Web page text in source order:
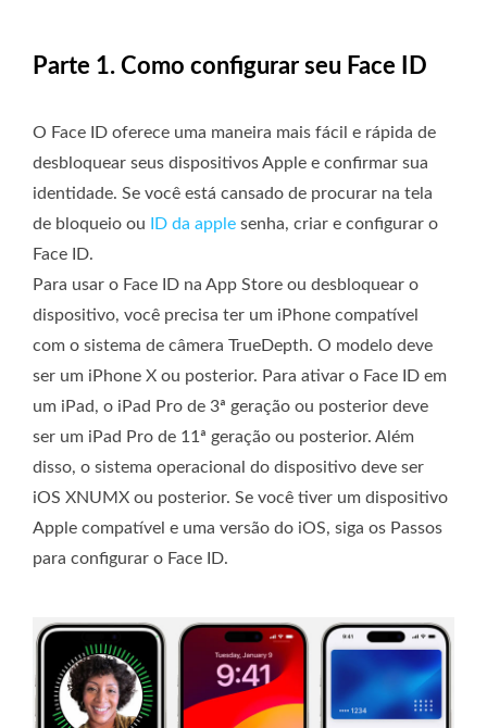
Parte 1. Como configurar seu Face ID
O Face ID oferece uma maneira mais fácil e rápida de
desbloquear seus dispositivos Apple e confirmar sua
identidade. Se você está cansado de procurar na tela
de bloqueio ou
ID da apple senha, criar e configurar o
Face ID.
Para usar o Face ID na App Store ou desbloquear o
dispositivo, você precisa ter um iPhone compatível
com o sistema de câmera TrueDepth. O modelo deve
ser um iPhone X ou posterior. Para ativar o Face ID em
um iPad, o iPad Pro de 3ª geração ou posterior deve
ser um iPad Pro de 11ª geração ou posterior. Além
disso, o sistema operacional do dispositivo deve ser
iOS XNUMX ou posterior. Se você tiver um dispositivo
Apple compatível e uma versão do iOS, siga os Passos
para configurar o Face ID.